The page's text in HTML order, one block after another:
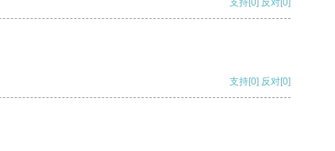
支持[0] 反对[0]
支持[0] 反对[0]